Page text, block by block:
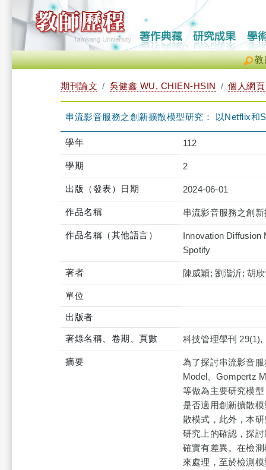
教
期刊論文 吳健鑫 WU, CHIEN-HSIN 個人網頁
串流影音服務之創新擴散模型研究： 以Netflix和
學年 112
學期 2
出版（發表）日期 2024-06-01
作品名稱 串流影音服務之創
作品名稱（其他語言）
Innovation Diffusion
Spotify
著者 陳威穎; 劉湝沂; 胡
單位
出版者
著錄名稱、卷期、頁數 科技管理學刊 29(1),
摘要
為了探討串流影音
Model、Gompertz
等做為主要研究模
是否適用創新擴散
散模式，此外，本
研究上的確認，探
確實有差異。在檢
來處理，至於檢測